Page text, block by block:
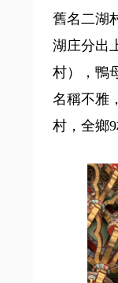
舊名二湖
湖庄分出
村），鴨
名稱不雅
村，全鄉9